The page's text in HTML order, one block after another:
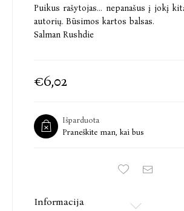
Puikus rašytojas... nepanašus į jokį
autorių. Būsimos kartos balsas.
Salman Rushdie
€6,02
Išparduota
Praneškite man, kai bus
Informacija